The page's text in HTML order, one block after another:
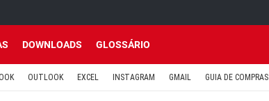
DOWNLOADS GLOSSÁRIO
OUTLOOK EXCEL INSTAGRAM GMAIL GUIA DE COMPRAS